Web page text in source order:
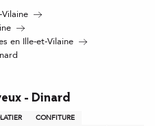
en Ille-et-Vilaine
- Dinard
CONFITURE